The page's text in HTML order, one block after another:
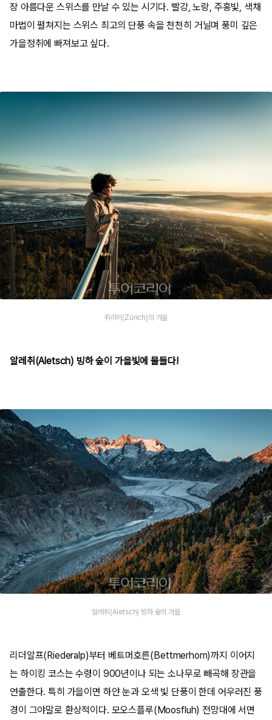
장 아름다운 스위스를 만날 수 있는 시기다. 빨강, 노랑, 주홍빛, 색채
마법이 펼쳐지는 스위스 최고의 단풍 속을 천천히 거닐며 풍미 깊은
가을정취에 빠져보고 싶다.
취리히(Zürich)의 가을
알레취(Aletsch) 빙하 숲이 가을빛에 물들다!
알레취(Aletsch) 빙하 숲의 가을
리더알프(Riederalp)부터 베트머호른(Bettmerhorn)까지 이어지
는 하이킹 코스는 수령이 900년이나 되는 소나무로 빼곡해 장관을
연출한다. 특히 가을이면 하얀 눈과 오색 빛 단풍이 한데 어우러진 풍
경이 그야말로 환상적이다. 모오스플루(Moosfluh) 전망대에 서면